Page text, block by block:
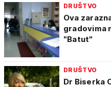
DRUŠTVO
Ova
gradovima
"Batut"
DRUŠTVO
Dr Biserka